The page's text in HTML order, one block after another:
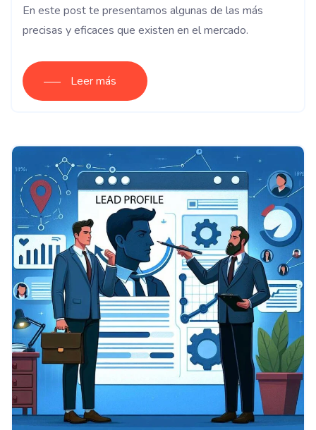
En este post te presentamos algunas de las más
precisas y eficaces que existen en el mercado.
Leer más